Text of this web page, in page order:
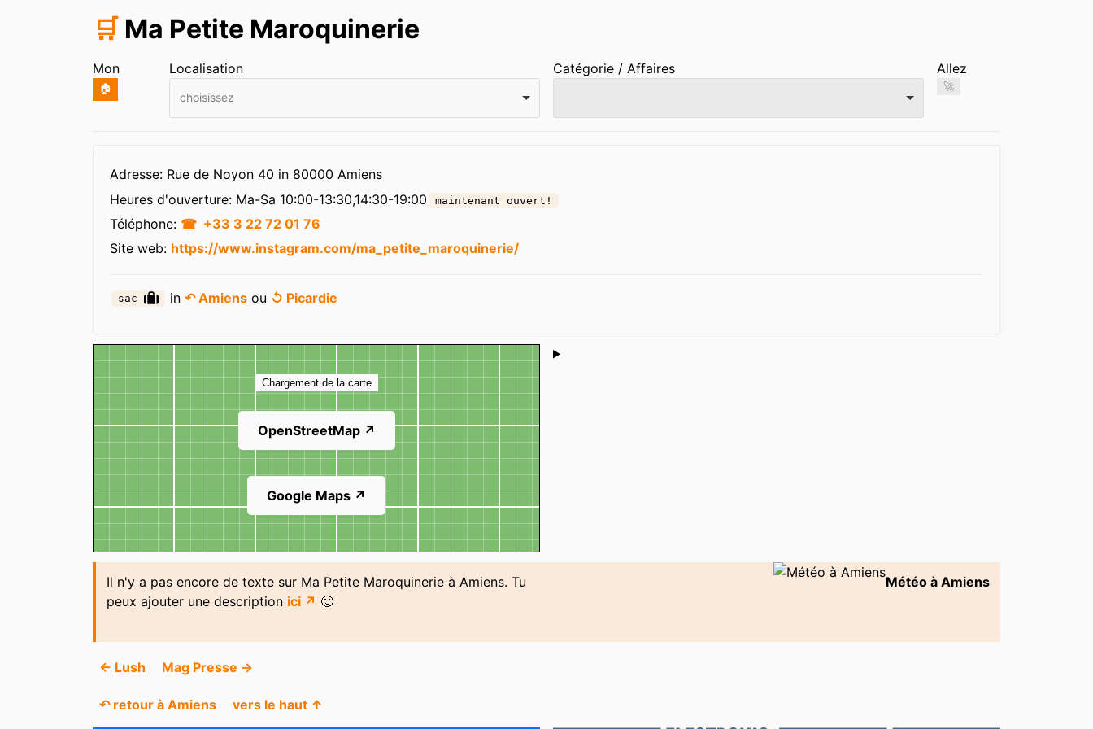
🛒 Ma Petite Maroquinerie
Mon
🏠
Localisation
choisissez
Catégorie / Affaires Allez
🚀
Adresse: Rue de Noyon 40 in 80000 Amiens
Heures d'ouverture: Ma-Sa 10:00-13:30,14:30-19:00 maintenant ouvert!
Téléphone:
+33 3 22 72 01 76
Site web: https://www.instagram.com/ma_petite_maroquinerie/
sac in↶ Amiens ou ↺ Picardie
Carte
Chargement de la carte
OpenStreetMap ↗
Google Maps ↗
Shoutbox
Il n'y a pas encore de texte sur Ma Petite Maroquinerie à Amiens. Tu
peux ajouter une description ici ↗ 🙂
Météo à Amiens
← Lush Mag Presse →
↶ retour à Amiens vers le haut ↑